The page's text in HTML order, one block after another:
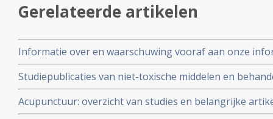
Gerelateerde artikelen
Informatie over en waarschuwing vooraf aan onze
therapieën bij kanker:
Studiepublicaties van niet-toxische middelen en
arts-bioloog drs. E. Valstar naast radiotherapie -
Acupunctuur: overzicht van studies en belangrijke